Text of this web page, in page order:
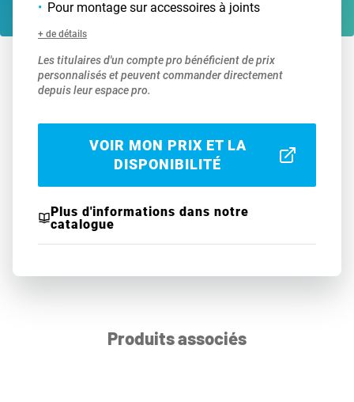
Pour montage sur accessoires à joints
+ de détails
Les titulaires d'un compte pro bénéficient de prix
personnalisés et peuvent commander directement
depuis leur espace pro.
VOIR MON PRIX ET LA
DISPONIBILITÉ
Plus d'informations dans notre
catalogue
Produits associés